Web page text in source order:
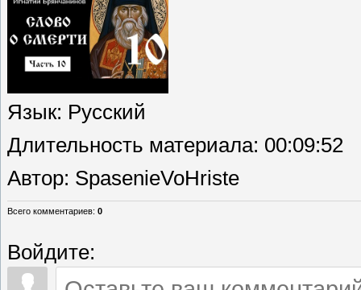
Язык: Русский
Длительность материала: 00:09:52
Автор: SpasenieVoHriste
Всего комментариев: 0
Войдите: